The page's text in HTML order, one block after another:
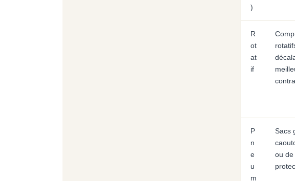
)
R
ot
at
if
P
n
e
u
m
Sacs
ou